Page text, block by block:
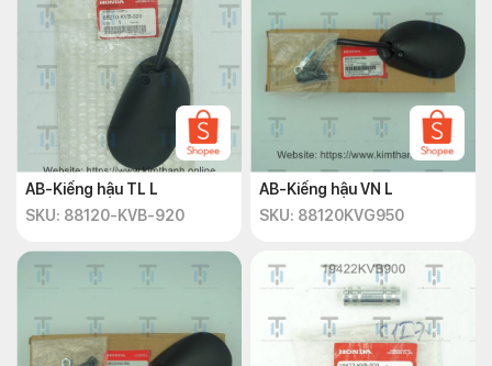
AB-Kiếng hậu TL L
SKU: 88120-KVB-920
AB-Kiếng hậu VN L
SKU: 88120KVG950